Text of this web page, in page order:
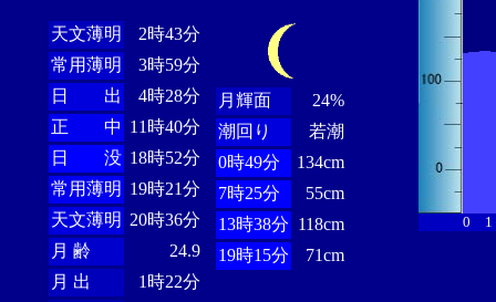
天文薄明
2時43分
常用薄明
3時59分
日 出
4時28分
正 中 11時40分
日 没 18時52分
常用薄明 19時21分
天文薄明 20時36分
月 齢
24.9
月 出
1時22分
月輝面
24%
潮回り
若潮
0時49分
134cm
7時25分
55cm
13時38分 118cm
19時15分
71cm
0 1